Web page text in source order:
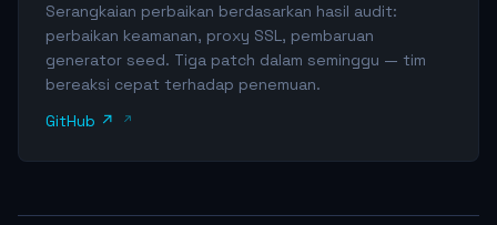
Serangkaian perbaikan berdasarkan hasil audit:
perbaikan keamanan, proxy SSL, pembaruan
generator seed. Tiga patch dalam seminggu — tim
bereaksi cepat terhadap penemuan.
GitHub ↗